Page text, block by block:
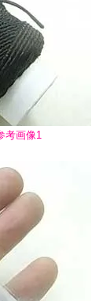
考画像1